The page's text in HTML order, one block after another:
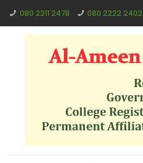
080 2211 2478 080 2222 2402